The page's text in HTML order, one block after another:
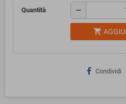
Quantità remove
shopping_cart
Condividi